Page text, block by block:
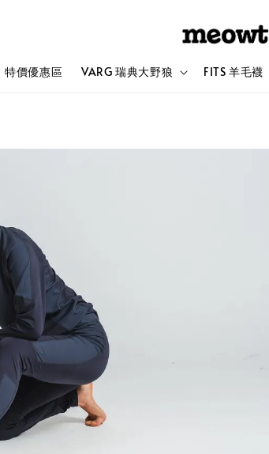
特價優惠區 VARG 瑞典大野狼 FITS 羊毛襪